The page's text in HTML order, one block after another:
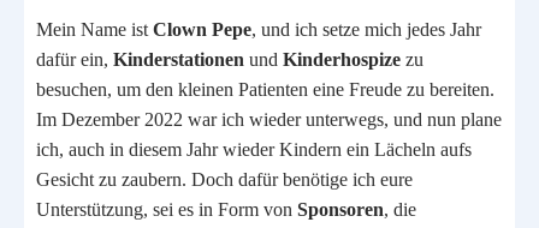
Mein Name ist Clown Pepe, und ich setze mich jedes Jahr
dafür ein, Kinderstationen und Kinderhospize zu
besuchen, um den kleinen Patienten eine Freude zu bereiten.
Im Dezember 2022 war ich wieder unterwegs, und nun plane
ich, auch in diesem Jahr wieder Kindern ein Lächeln aufs
Gesicht zu zaubern. Doch dafür benötige ich eure
Unterstützung, sei es in Form von Sponsoren, die